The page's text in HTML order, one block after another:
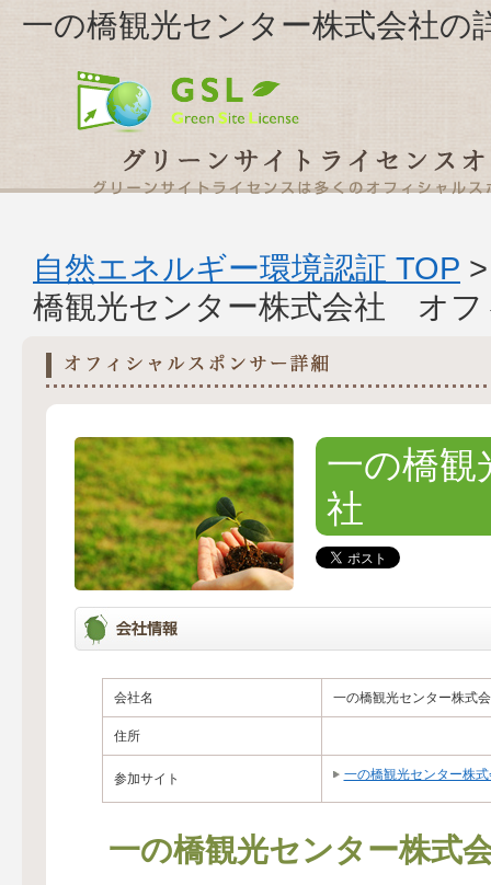
一の橋観光センター株式会社の
自然エネルギー環境認証 TOP
橋観光センター株式会社 オフ
一の橋観
社
会社名 一の橋観光センター株式
住所
参加サイト 一の橋観光センター株式
一の橋観光センター株式